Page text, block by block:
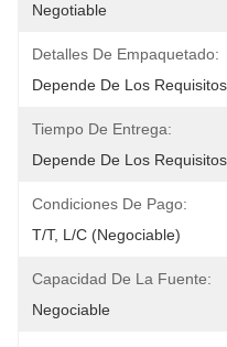
Negotiable
Detalles De Empaquetado:
Depende De Los
Tiempo De Entrega:
Depende De Los
Condiciones De Pago:
T/T, L/C (negociable)
Capacidad De La Fuente:
Negociable